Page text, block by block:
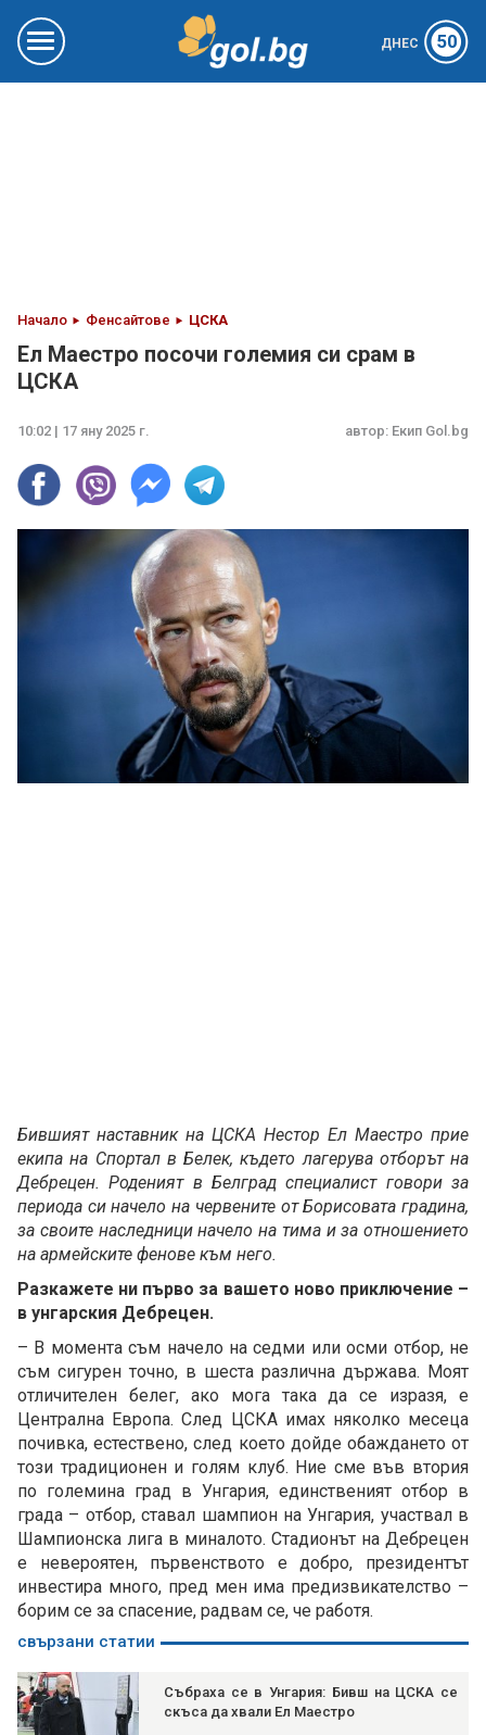
ДНЕС 50
Начало Фенсайтове ЦСКА
Ел Маестро посочи големия си срам в
ЦСКА
10:02 | 17 яну 2025 г. автор: Екип Gol.bg
Бившият наставник на ЦСКА Нестор Ел Маестро прие
екипа на Спортал в Белек, където лагерува отборът на
Дебрецен. Роденият в Белград специалист говори за
периода си начело на червените от Борисовата градина,
за своите наследници начело на тима и за отношението
на армейските фенове към него.
Разкажете ни първо за вашето ново приключение –
в унгарския Дебрецен.
– В момента съм начело на седми или осми отбор, не
съм сигурен точно, в шеста различна държава. Моят
отличителен белег, ако мога така да се изразя, е
Централна Европа. След ЦСКА имах няколко месеца
почивка, естествено, след което дойде обаждането от
този традиционен и голям клуб. Ние сме във втория
по големина град в Унгария, единственият отбор в
града – отбор, ставал шампион на Унгария, участвал в
Шампионска лига в миналото. Стадионът на Дебрецен
е невероятен, първенството е добро, президентът
инвестира много, пред мен има предизвикателство –
борим се за спасение, радвам се, че работя.
свързани статии
Събраха се в Унгария: Бивш на ЦСКА се
скъса да хвали Ел Маестро